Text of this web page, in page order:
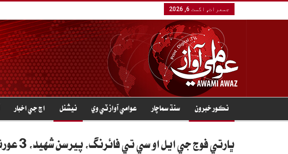
جمعرات, اگست 6, 2026
نڪور خبرون سنڌ سماچار عوامي آواز ٽي وي نيشنل اڄ جي اخبار
ڀارتي فوج جي ايل او سي تي فائرنگ، پيرسن شهيد، 3 عورتون زخمي